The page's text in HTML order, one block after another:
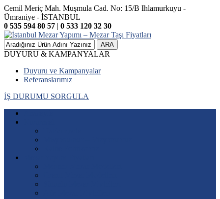
Cemil Meriç Mah. Muşmula Cad. No: 15/B Ihlamurkuyu -
Ümraniye - İSTANBUL
0 535 594 80 57 | 0 533 120 32 30
ARA
DUYURU & KAMPANYALAR
Duyuru ve Kampanyalar
Referanslarımız
İŞ DURUMU SORGULA